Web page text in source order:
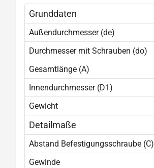
Grunddaten
Außendurchmesser (de)
Durchmesser mit Schrauben (do)
Gesamtlänge (A)
Innendurchmesser (D1)
Gewicht
Detailmaße
Abstand Befestigungsschraube (C)
Gewinde